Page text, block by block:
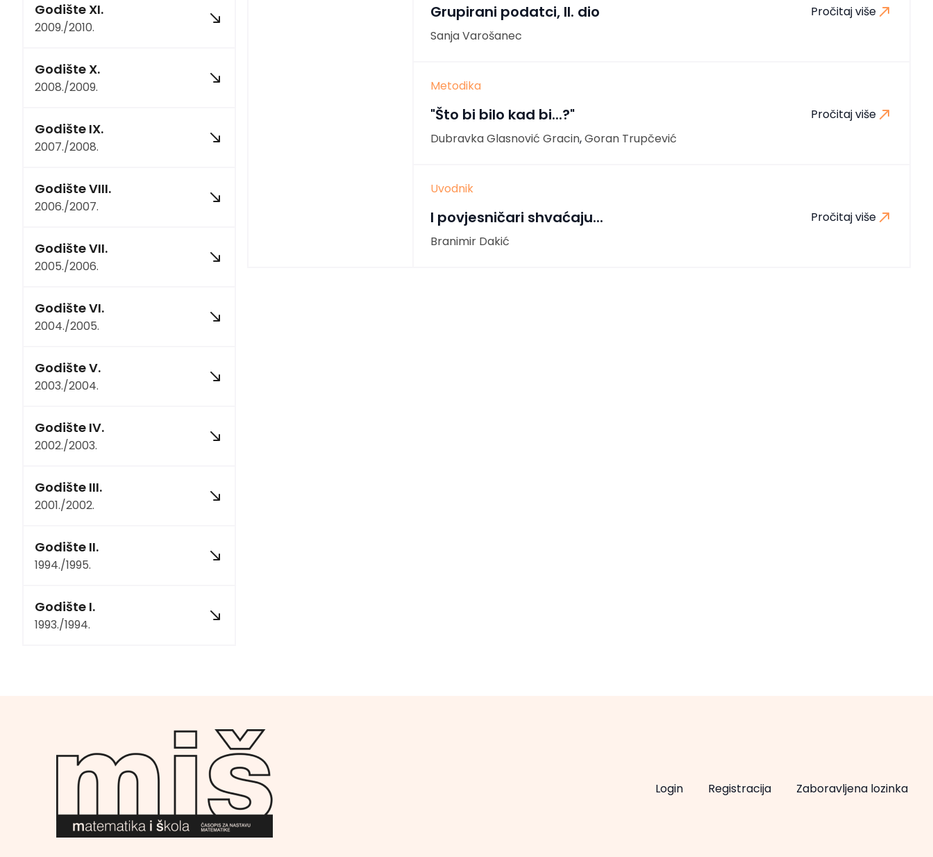
Godište XI.
2009./2010.
Godište X.
2008./2009.
Godište IX.
2007./2008.
Godište VIII.
2006./2007.
Godište VII.
2005./2006.
Godište VI.
2004./2005.
Godište V.
2003./2004.
Godište IV.
2002./2003.
Godište III.
2001./2002.
Godište II.
1994./1995.
Godište I.
1993./1994.
Grupirani podatci, II. dio
Pročitaj više
Sanja Varošanec
Metodika
"Što bi bilo kad bi...?"
Pročitaj više
Dubravka Glasnović Gracin,Goran Trupčević
Uvodnik
I povjesničari shvaćaju...
Pročitaj više
Branimir Dakić
Login Registracija Zaboravljena lozinka